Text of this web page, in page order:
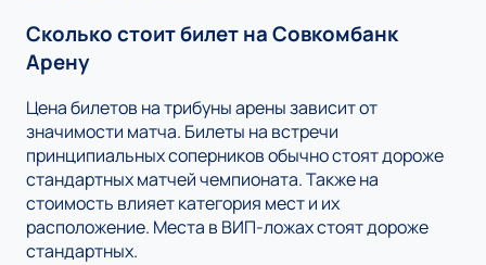
Сколько стоит билет на Совкомбанк
Арену
Цена билетов на трибуны арены зависит от
значимости матча. Билеты на встречи
принципиальных соперников обычно стоят дороже
стандартных матчей чемпионата. Также на
стоимость влияет категория мест и их
расположение. Места в ВИП-ложах стоят дороже
стандартных.